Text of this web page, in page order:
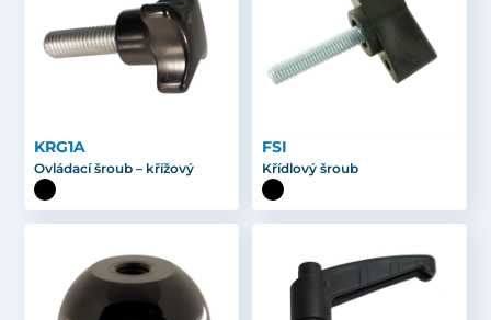
KRG1A
Ovládací šroub – křížový
FSI
Křídlový šroub